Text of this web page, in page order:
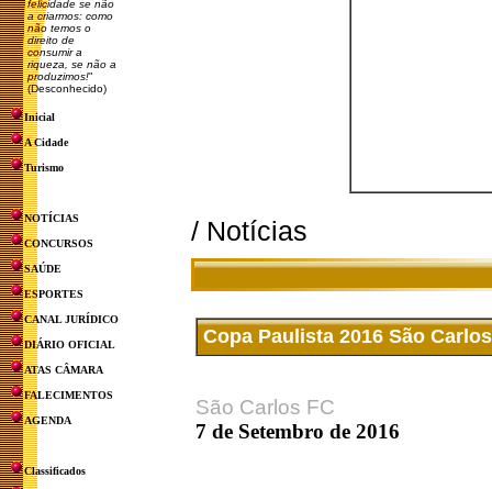
felicidade se não
a criarmos: como
não temos o
direito de
consumir a
riqueza, se não a
produzimos!"
(Desconhecido)
Inicial
A Cidade
Turismo
NOTÍCIAS
CONCURSOS
SAÚDE
ESPORTES
CANAL JURÍDICO
DIÁRIO OFICIAL
ATAS CÂMARA
FALECIMENTOS
AGENDA
Classificados
/ Notícias
Copa Paulista 2016 São
São Carlos FC
7 de Setembro de 2016